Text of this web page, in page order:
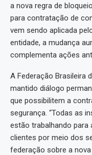
a nova regra de
para contratação de
vem sendo aplicada
entidade, a mudança
complementa ações
A Federação Brasileira
mantido diálogo
que possibilitem a
segurança. “Todas as
estão trabalhando
clientes por meio dos
federação sobre a